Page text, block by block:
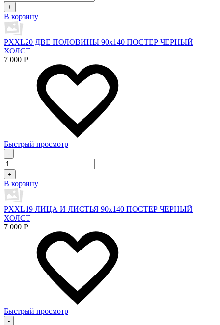
+
В корзину
PXXL20 ДВЕ ПОЛОВИНЫ 90x140 ПОСТЕР ЧЕРНЫЙ
ХОЛСТ
7 000 Р
Быстрый просмотр
-
+
В корзину
PXXL19 ЛИЦА И ЛИСТЬЯ 90x140 ПОСТЕР ЧЕРНЫЙ
ХОЛСТ
7 000 Р
Быстрый просмотр
-